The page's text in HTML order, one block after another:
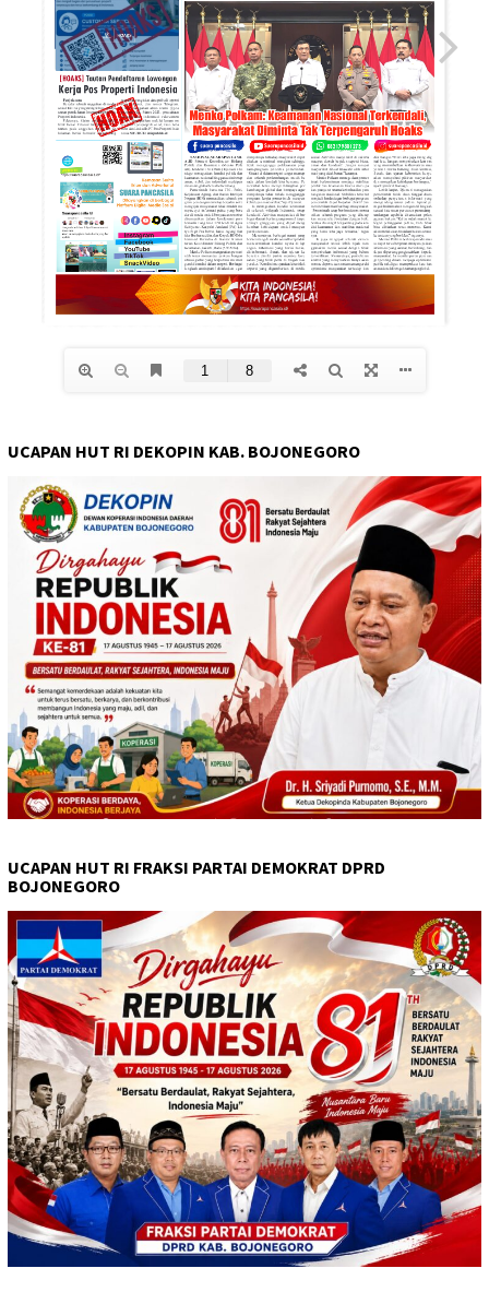
UCAPAN HUT RI DEKOPIN KAB. BOJONEGORO
UCAPAN HUT RI FRAKSI PARTAI DEMOKRAT DPRD
BOJONEGORO